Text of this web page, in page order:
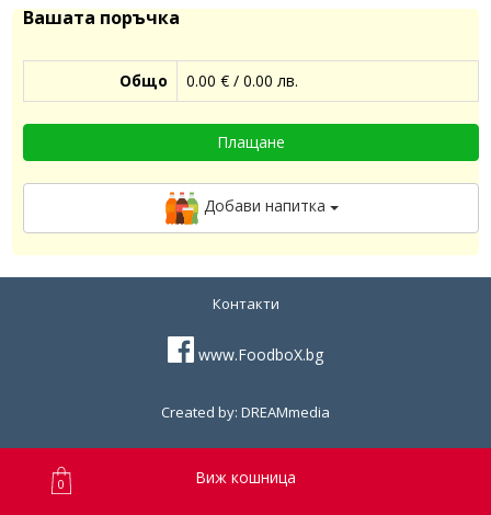
Вашата поръчка
Общо 0.00 € / 0.00 лв.
Плащане
Добави напитка
0 Виж кошница
Контакти
www.FoodboX.bg
Created by: DREAMmedia
©2017-2026 FoodboX - храна за дома и офиса. Всички права
запазени.